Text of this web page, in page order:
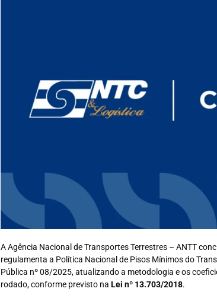
A Agência Nacional de Transportes Terrestres – ANTT
regulamenta a Política Nacional de Pisos Mínimos do
Pública nº 08/2025, atualizando a metodologia e os
rodado, conforme previsto naLei nº 13.703/2018.